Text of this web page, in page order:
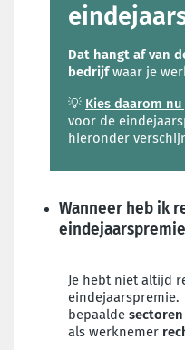
Dat hangt af van
bedrijfwaar je
💡 Kies daarom
voor de
hieronder
Wanneer heb ik
Je hebt niet altijd
eindejaarspremie.
bepaalde sectoren
als werknemer